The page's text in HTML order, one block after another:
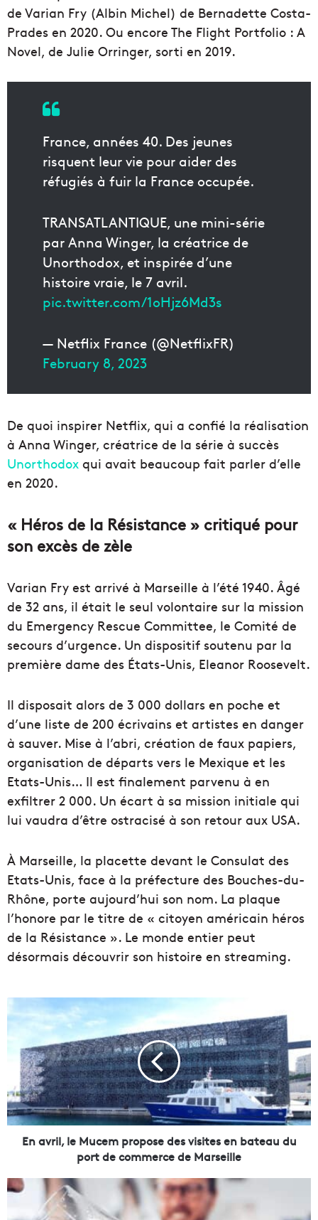
de Varian Fry (Albin Michel) de Bernadette Costa-
Prades en 2020. Ou encore The Flight Portfolio : A
Novel, de Julie Orringer, sorti en 2019.
France, années 40. Des jeunes
risquent leur vie pour aider des
réfugiés à fuir la France occupée.
TRANSATLANTIQUE, une mini-série
par Anna Winger, la créatrice de
Unorthodox, et inspirée d’une
histoire vraie, le 7 avril.
pic.twitter.com/1oHjz6Md3s
— Netflix France (@NetflixFR)
February 8, 2023
De quoi inspirer Netflix, qui a confié la réalisation
à Anna Winger, créatrice de la série à succès
Unorthodox qui avait beaucoup fait parler d’elle
en 2020.
« Héros de la Résistance » critiqué pour
son excès de zèle
Varian Fry est arrivé à Marseille à l’été 1940. Âgé
de 32 ans, il était le seul volontaire sur la mission
du Emergency Rescue Committee, le Comité de
secours d’urgence. Un dispositif soutenu par la
première dame des États-Unis, Eleanor Roosevelt.
Il disposait alors de 3 000 dollars en poche et
d’une liste de 200 écrivains et artistes en danger
à sauver. Mise à l’abri, création de faux papiers,
organisation de départs vers le Mexique et les
Etats-Unis… Il est finalement parvenu à en
exfiltrer 2 000. Un écart à sa mission initiale qui
lui vaudra d’être ostracisé à son retour aux USA.
À Marseille, la placette devant le Consulat des
Etats-Unis, face à la préfecture des Bouches-du-
Rhône, porte aujourd’hui son nom. La plaque
l’honore par le titre de « citoyen américain héros
de la Résistance ». Le monde entier peut
désormais découvrir son histoire en streaming.
n
a
l
,
l
c
En avril, le Mucem propose des visites en bateau du
port de commerce de Marseille
L